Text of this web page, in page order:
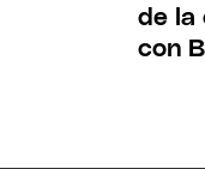
de la
con